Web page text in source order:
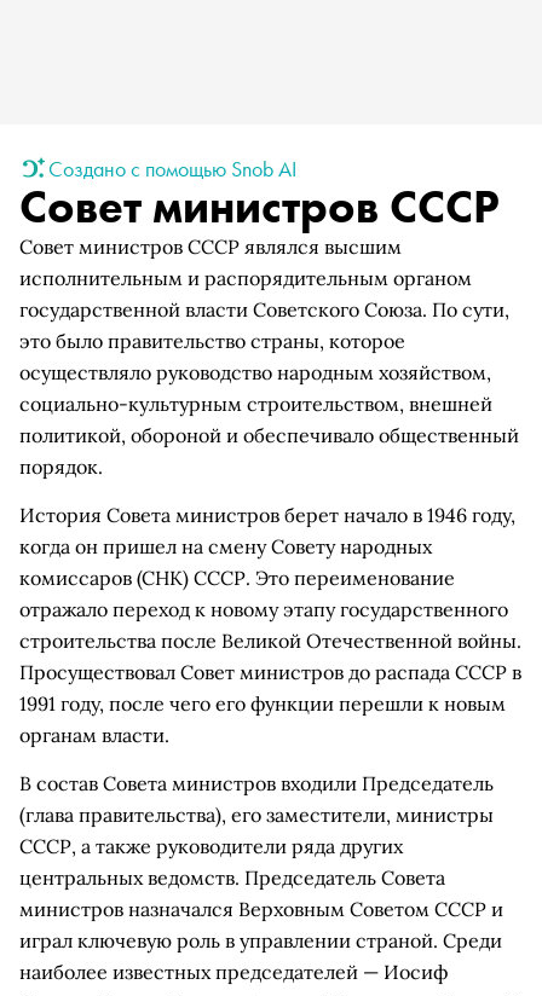
Создано с помощью Snob AI
Совет министров СССР
Совет министров СССР являлся высшим
исполнительным и распорядительным органом
государственной власти Советского Союза. По сути,
это было правительство страны, которое
осуществляло руководство народным хозяйством,
социально-культурным строительством, внешней
политикой, обороной и обеспечивало общественный
порядок.
История Совета министров берет начало в 1946 году,
когда он пришел на смену Совету народных
комиссаров (СНК) СССР. Это переименование
отражало переход к новому этапу государственного
строительства после Великой Отечественной войны.
Просуществовал Совет министров до распада СССР в
1991 году, после чего его функции перешли к новым
органам власти.
В состав Совета министров входили Председатель
(глава правительства), его заместители, министры
СССР, а также руководители ряда других
центральных ведомств. Председатель Совета
министров назначался Верховным Советом СССР и
играл ключевую роль в управлении страной. Среди
наиболее известных председателей — Иосиф